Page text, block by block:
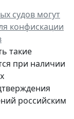
судов могут
конфискации
такие
при наличии
российским